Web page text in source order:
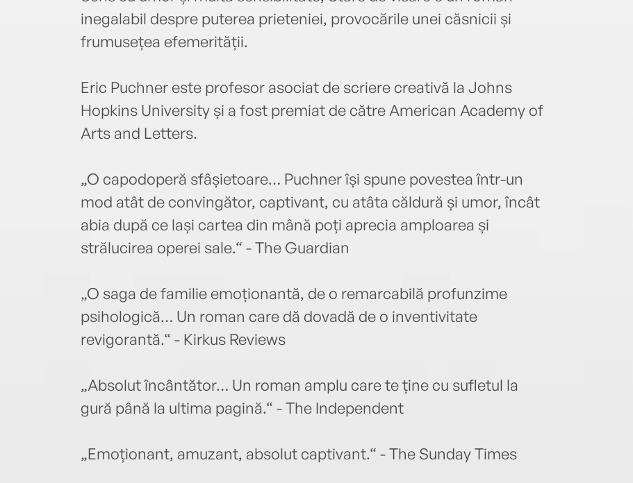
inegalabil despre puterea prieteniei, provocările unei căsnicii și
frumusețea efemerității.
Eric Puchner este profesor asociat de scriere creativă la Johns
Hopkins University și a fost premiat de către American Academy of
Arts and Letters.
„O capodoperă sfâșietoare… Puchner își spune povestea într-un
mod atât de convingător, captivant, cu atâta căldură și umor, încât
abia după ce lași cartea din mână poți aprecia amploarea și
strălucirea operei sale.“ - The Guardian
„O saga de familie emoționantă, de o remarcabilă profunzime
psihologică… Un roman care dă dovadă de o inventivitate
revigorantă.“ - Kirkus Reviews
„Absolut încântător… Un roman amplu care te ține cu sufletul la
gură până la ultima pagină.“ - The Independent
„Emoționant, amuzant, absolut captivant.“ - The Sunday Times